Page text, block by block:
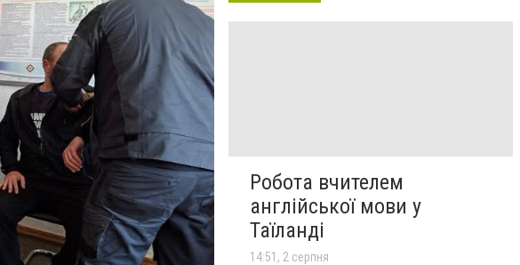
Робота вчителем
англійської мови у
Таїланді
14:51, 2 серпня